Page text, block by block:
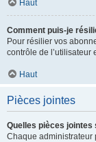
Haut
Comment puis-je
Pour résilier vos
contrôle de l’utilisateur
Haut
Pièces jointes
Quelles pièces
Chaque administrateur